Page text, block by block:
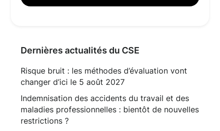
Dernières actualités du CSE
Risque bruit : les méthodes d’évaluation vont
changer d’ici le 5 août 2027
Indemnisation des accidents du travail et des
maladies professionnelles : bientôt de nouvelles
restrictions ?